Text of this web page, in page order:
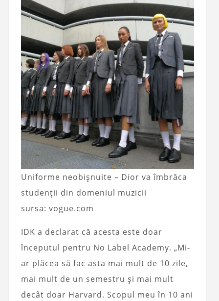
Uniforme neobișnuite – Dior va îmbrăca
studenții din domeniul muzicii
sursa: vogue.com
IDK a declarat că acesta este doar
începutul pentru No Label Academy. „Mi-
ar plăcea să fac asta mai mult de 10 zile,
mai mult de un semestru și mai mult
decât doar Harvard. Scopul meu în 10 ani